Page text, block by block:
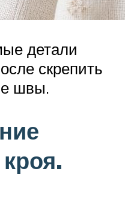
детали
скрепить
швы.